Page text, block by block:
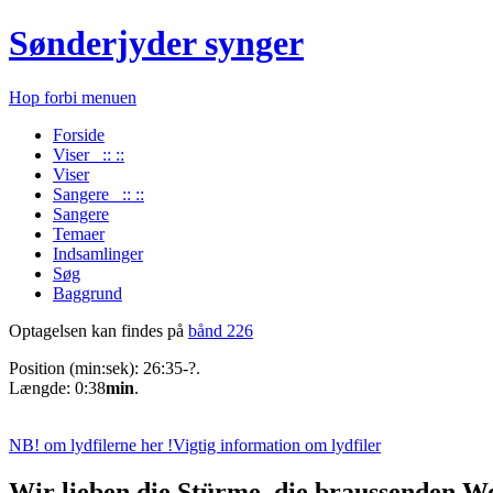
Sønderjyder synger
Hop forbi menuen
Forside
Viser :: ::
Viser
Sangere :: ::
Sangere
Temaer
Indsamlinger
Søg
Baggrund
Optagelsen kan findes på bånd 226
Position (min:sek): 26:35-?.
Længde: 0:38min.
NB! om lydfilerne her !Vigtig information om lydfiler